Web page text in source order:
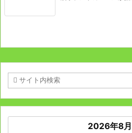
2026年8月